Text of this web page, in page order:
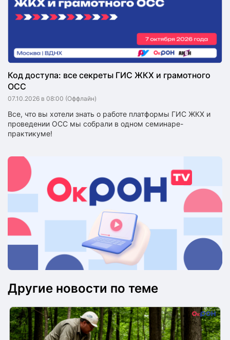
Код доступа: все секреты ГИС ЖКХ и грамотного
ОСС
07.10.2026 в 08:00 (Оффлайн)
Все, что вы хотели знать о работе платформы ГИС ЖКХ и
проведении ОСС мы собрали в одном семинаре-
практикуме!
Другие новости по теме